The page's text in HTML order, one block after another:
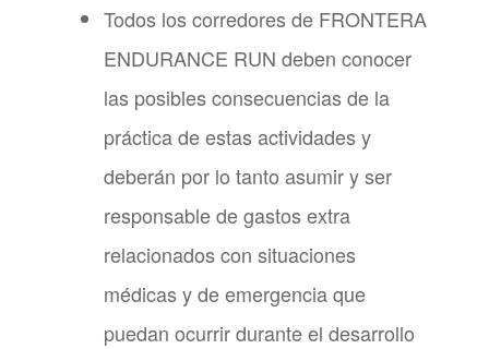
Todos los corredores de FRONTERA
ENDURANCE RUN deben conocer
las posibles consecuencias de la
práctica de estas actividades y
deberán por lo tanto asumir y ser
responsable de gastos extra
relacionados con situaciones
médicas y de emergencia que
puedan ocurrir durante el desarrollo